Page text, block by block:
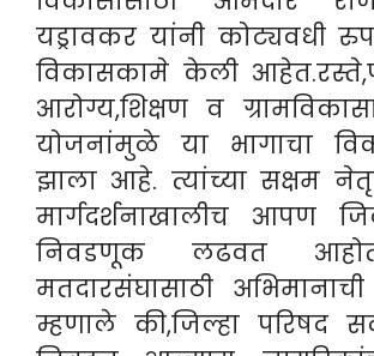
यड्रावकर यांनी कोट्यवधी
विकासकामे केली
आरोग्य,शिक्षण व
योजनांमुळे या भागाचा
झाला आहे. त्यांच्या सक्षम
मार्गदर्शनाखालीच आपण
निवडणूक लढवत
मतदारसंघासाठी
म्हणाले की,जिल्हा परिषद